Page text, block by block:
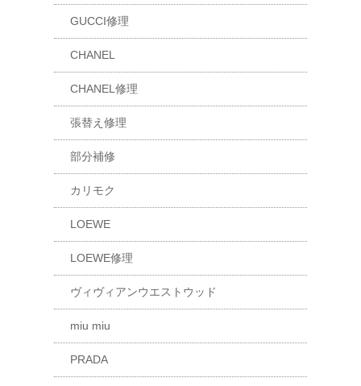
GUCCI修理
CHANEL
CHANEL修理
張替え修理
部分補修
カリモク
LOEWE
LOEWE修理
ヴィヴィアンウエストウッド
miu miu
PRADA